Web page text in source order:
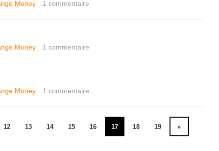
Money 1 commentaire
Money 1 commentaire
Money 1 commentaire
12 13 14 15 16 17 18 19 »